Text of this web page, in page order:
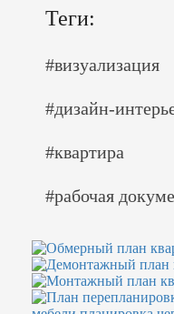
Теги:
#визуализация
#дизайн-
#квартира
#рабочая